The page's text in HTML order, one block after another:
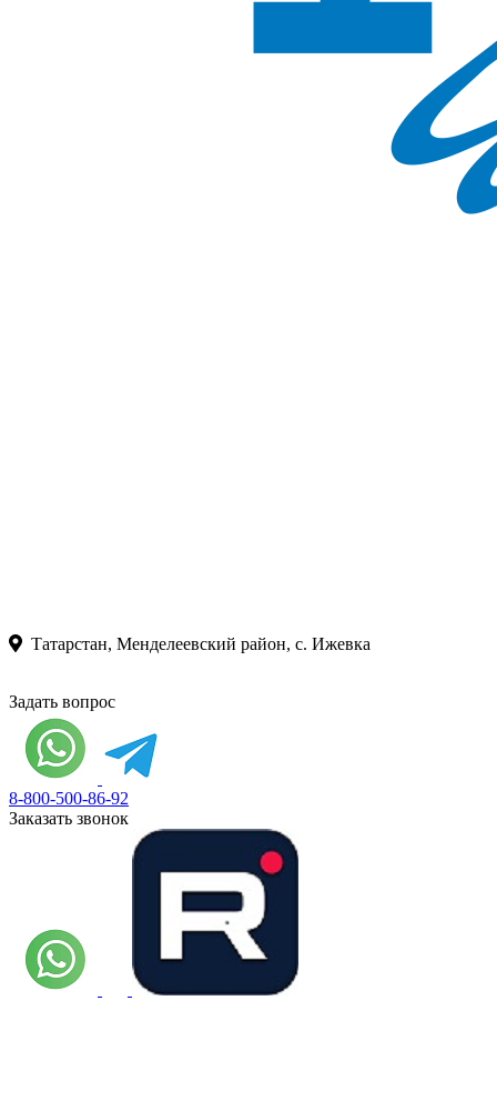
Татарстан, Менделеевский район, с. Ижевка
Задать вопрос
8-800-500-86-92
Заказать звонок